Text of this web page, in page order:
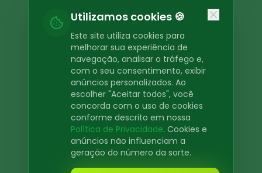
Return to Home
Utilizamos cookies 🍪
Este site utiliza cookies para
melhorar sua experiência de
navegação, analisar o tráfego e,
com o seu consentimento, exibir
anúncios personalizados. Ao
escolher "Aceitar todos", você
concorda com o uso de cookies
conforme descrito em nossa
Política de Privacidade. Cookies e
anúncios não influenciam a
geração do número da sorte.